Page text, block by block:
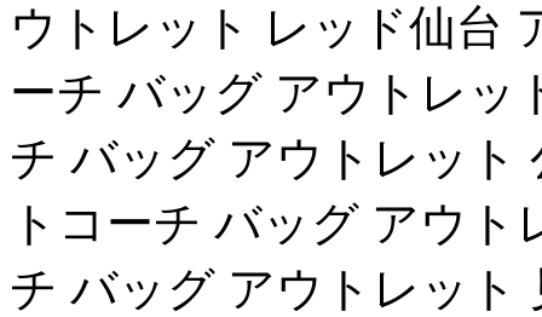
ウトレット レッド仙台
ーチ バッグ アウトレッ
チ バッグ アウトレット
トコーチ バッグ アウ
チ バッグ アウトレット